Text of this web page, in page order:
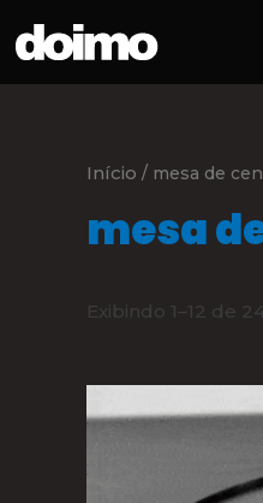
Início / mesa de
mesa
Exibindo 1–12 de